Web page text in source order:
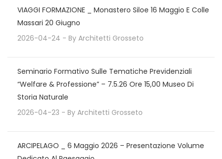
VIAGGI FORMAZIONE _ Monastero Siloe 16 Maggio E Colle
Massari 20 Giugno
2026-04-24 - By Architetti Grosseto
Seminario Formativo Sulle Tematiche Previdenziali
“Welfare & Professione” – 7.5.26 Ore 15,00 Museo Di
Storia Naturale
2026-04-23 - By Architetti Grosseto
ARCIPELAGO _ 6 Maggio 2026 – Presentazione Volume